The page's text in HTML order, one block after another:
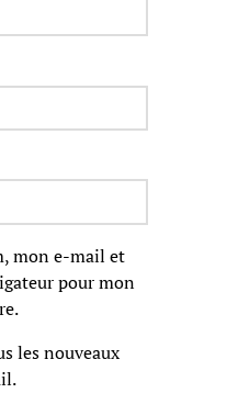
mon e-mail et
pour mon
les nouveaux